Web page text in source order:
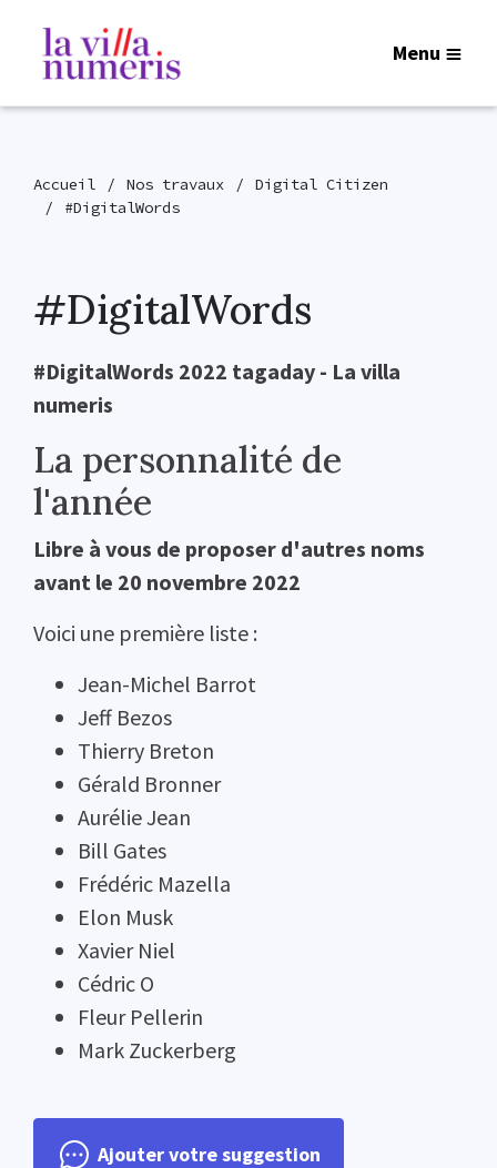
Menu
Accueil Nos travaux
Digital Citizen
#DigitalWords
#DigitalWords
#DigitalWords 2022 tagaday - La villa
numeris
La personnalité de
l'année
Libre à vous de proposer d'autres noms
avant le 20 novembre 2022
Voici une première liste :
Jean-Michel Barrot
Jeff Bezos
Thierry Breton
Gérald Bronner
Aurélie Jean
Bill Gates
Frédéric Mazella
Elon Musk
Xavier Niel
Cédric O
Fleur Pellerin
Mark Zuckerberg
Ajouter votre suggestion